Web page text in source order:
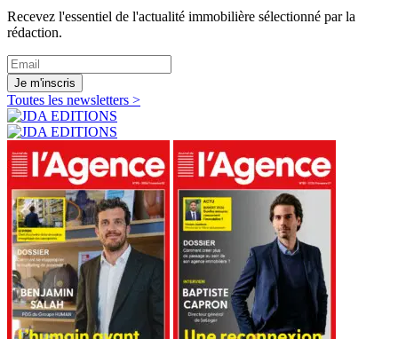
Recevez l'essentiel de l'actualité immobilière sélectionné par la
rédaction.
Je m'inscris
Toutes les newsletters >